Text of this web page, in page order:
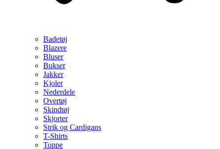
Badetøj
Blazere
Bluser
Bukser
Jakker
Kjoler
Nederdele
Overtøj
Skindtøj
Skjorter
Strik og Cardigans
T-Shirts
Toppe